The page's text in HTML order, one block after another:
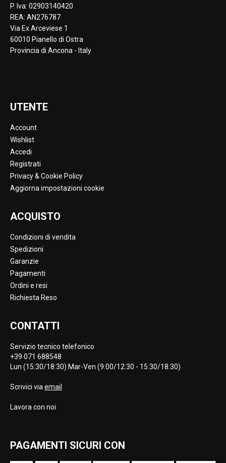
P. Iva: 02903140420
REA: AN276787
Via Ex Arceviese 1
60010 Pianello di Ostra
Provincia di Ancona - Italy
UTENTE
Account
Wishlist
Accedi
Registrati
Privacy & Cookie Policy
Aggiorna impostazioni cookie
ACQUISTO
Condizioni di vendita
Spedizioni
Garanzie
Pagamenti
Ordini e resi
Richiesta Reso
CONTATTI
Servizio tecnico telefonico
+39 071 688548
Lun (15:30/18:30) Mar-Ven (9:00/12:30 - 15:30/18:30)
Scrivici via email
Lavora con noi
PAGAMENTI SICURI CON